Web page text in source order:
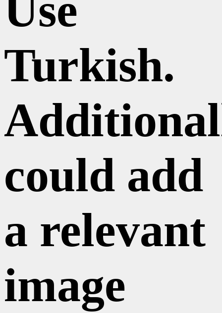
Turkish.
could add
a relevant
image